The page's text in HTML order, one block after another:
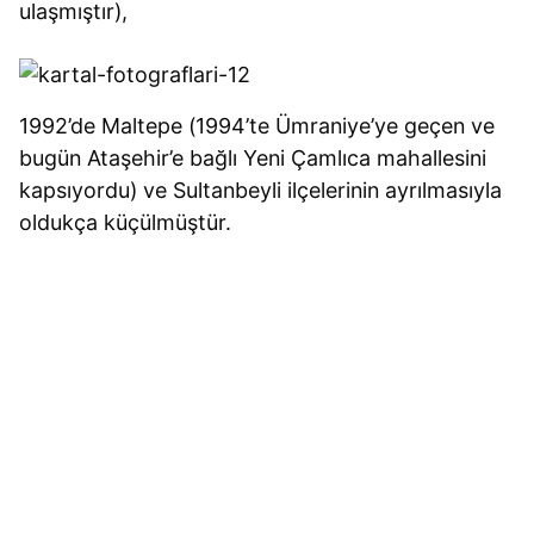
ulaşmıştır),
1992’de Maltepe (1994’te Ümraniye’ye geçen ve
bugün Ataşehir’e bağlı Yeni Çamlıca mahallesini
kapsıyordu) ve Sultanbeyli ilçelerinin ayrılmasıyla
oldukça küçülmüştür.